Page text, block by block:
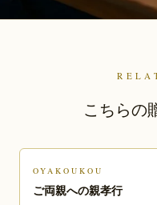
こちらの
OYAKOUKOU
ご両親への親孝行